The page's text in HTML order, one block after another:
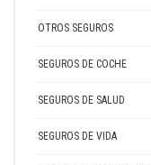
OTROS SEGUROS
SEGUROS DE COCHE
SEGUROS DE SALUD
SEGUROS DE VIDA